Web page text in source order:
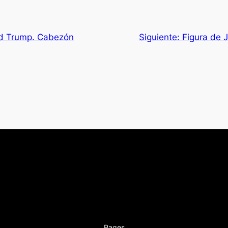
Trump. Cabezón Siguiente: Figura de